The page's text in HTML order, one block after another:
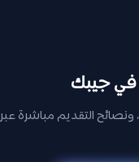
في جيبك
التقديم مباشرة عبر